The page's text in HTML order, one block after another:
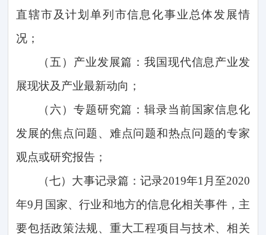
直辖市及计划单列市信息化事业总体发展情
况；
（五）产业发展篇：我国现代信息产业发
展现状及产业最新动向；
（六）专题研究篇：辑录当前国家信息化
发展的焦点问题、难点问题和热点问题的专家
观点或研究报告；
（七）大事记录篇：记录2019年1 月至2020
年9 月国家、行业和地方的信息化相关事件，主
要包括政策法规、重大工程项目与技术、相关